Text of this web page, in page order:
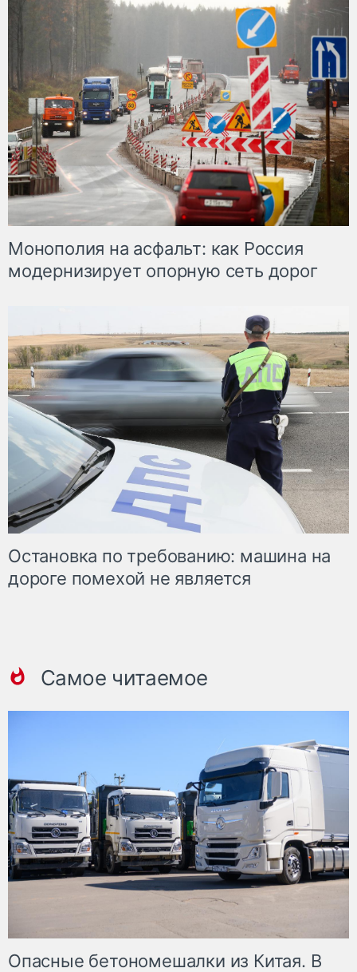
Монополия на асфальт: как Россия
модернизирует опорную сеть дорог
Остановка по требованию: машина на
дороге помехой не является
Самое читаемое
Опасные бетономешалки из Китая. В